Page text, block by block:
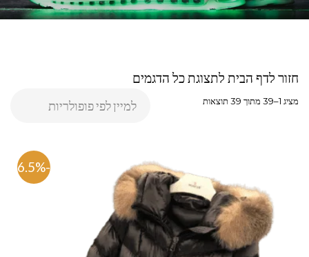
חזור לדף הבית לתצוגת כל הדגמים
מציג 1–39 מתוך 39 תוצאות
-76.5%